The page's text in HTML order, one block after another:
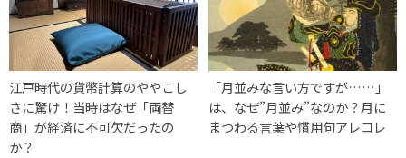
江戸時代の貨幣計算のややこし
さに驚け！当時はなぜ「両替
商」が経済に不可欠だったの
か？
「月並みな言い方ですが……」
は、なぜ”月並み”なのか？月に
まつわる言葉や慣用句アレコレ